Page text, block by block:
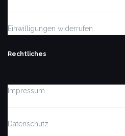
Einwilligungen widerrufen
Rechtliches
Impressum
Datenschutz